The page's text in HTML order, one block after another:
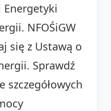
Energetyki
NFOŚiGW
się z Ustawą o
Sprawdź
szczegółowych